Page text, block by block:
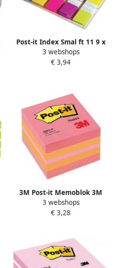
Post-it Index Smal ft 11 9 x
43 2 mm blister met 5
kleuren 20 tabs per kleur
3 webshops
€ 3,94
3M Post-it Memoblok 3M
Post it 2051P kubus
51x51mm roze
3 webshops
€ 3,28